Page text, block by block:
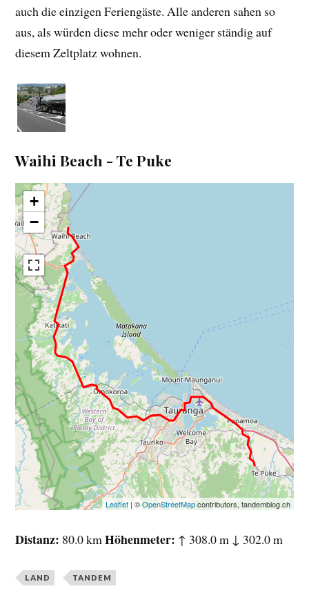
auch die einzigen Feriengäste. Alle anderen sahen so
aus, als würden diese mehr oder weniger ständig auf
diesem Zeltplatz wohnen.
Waihi Beach - Te Puke
+
−
Leaflet| ©OpenStreetMapcontributors, tandemblog.ch
Distanz 80.0 km Höhenmeter ↑ 308.0 m ↓ 302.0 m
LAND TANDEM